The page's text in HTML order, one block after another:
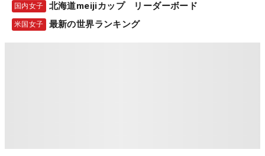
国内女子 北海道meijiカップ リーダーボード
米国女子 最新の世界ランキング